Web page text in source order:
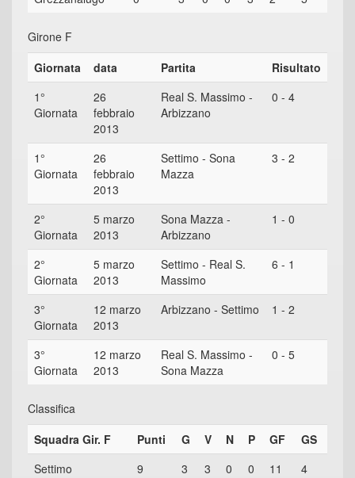
Girone F
Giornata
data Partita
Risultato
1°
Giornata
26
febbraio
2013
Real S. Massimo -
Arbizzano
0 - 4
1°
Giornata
26
febbraio
2013
Settimo - Sona
Mazza
3 - 2
2°
Giornata
5 marzo
2013
Sona Mazza -
Arbizzano
1 - 0
2°
Giornata
5 marzo
2013
Settimo - Real S.
Massimo
6 - 1
3°
Giornata
12 marzo
2013
Arbizzano - Settimo 1 - 2
3°
Giornata
12 marzo
2013
Real S. Massimo -
Sona Mazza
0 - 5
Classifica
Squadra Gir. F
Punti G V N P GF
GS
Settimo
9 3 3 0 0 11
4